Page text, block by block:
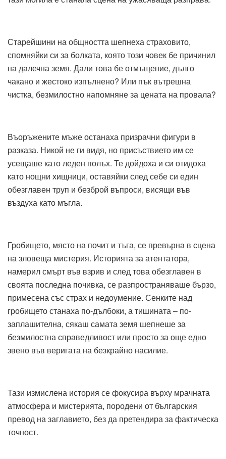
Старейшини на общността шепнеха страховито,
спомняйки си за болката, която този човек бе причинил
на далечна земя. Дали това бе отмъщение, дълго
чакано и жестоко изпълнено? Или пък вътрешна
чистка, безмилостно напомняне за цената на провала?
Въоръжените мъже останаха призрачни фигури в
разказа. Никой не ги видя, но присъствието им се
усещаше като леден полъх. Те дойдоха и си отидоха
като нощни хищници, оставяйки след себе си един
обезглавен труп и безброй въпроси, висящи във
въздуха като мъгла.
Гробището, място на почит и тъга, се превърна в сцена
на зловеща мистерия. Историята за атентатора,
намерил смърт във взрив и след това обезглавен в
своята последна почивка, се разпространяваше бързо,
примесена със страх и недоумение. Сенките над
гробището станаха по-дълбоки, а тишината – по-
заплашителна, сякаш самата земя шепнеше за
безмилостна справедливост или просто за още едно
звено във веригата на безкрайно насилие.
Тази измислена история се фокусира върху мрачната
атмосфера и мистерията, породени от българския
превод на заглавието, без да претендира за фактическа
точност.